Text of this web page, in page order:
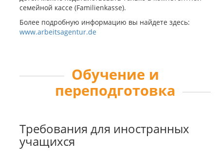
семейной кассе (Familienkasse).
Более подробную информацию вы найдете здесь:
www.arbeitsagentur.de
Обучение и
переподготовка
Требования для иностранных
учащихся